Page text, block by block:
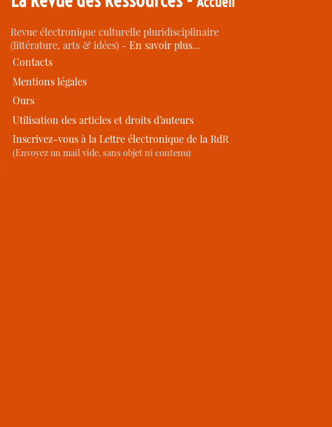
Revue électronique culturelle pluridisciplinaire
(littérature, arts & idées) -En savoir plus…
Contacts
Mentions légales
Ours
Utilisation des articles et droits d’auteurs
Inscrivez-vous à la Lettre électronique de la RdR
(Envoyez un mail vide, sans objet ni contenu)